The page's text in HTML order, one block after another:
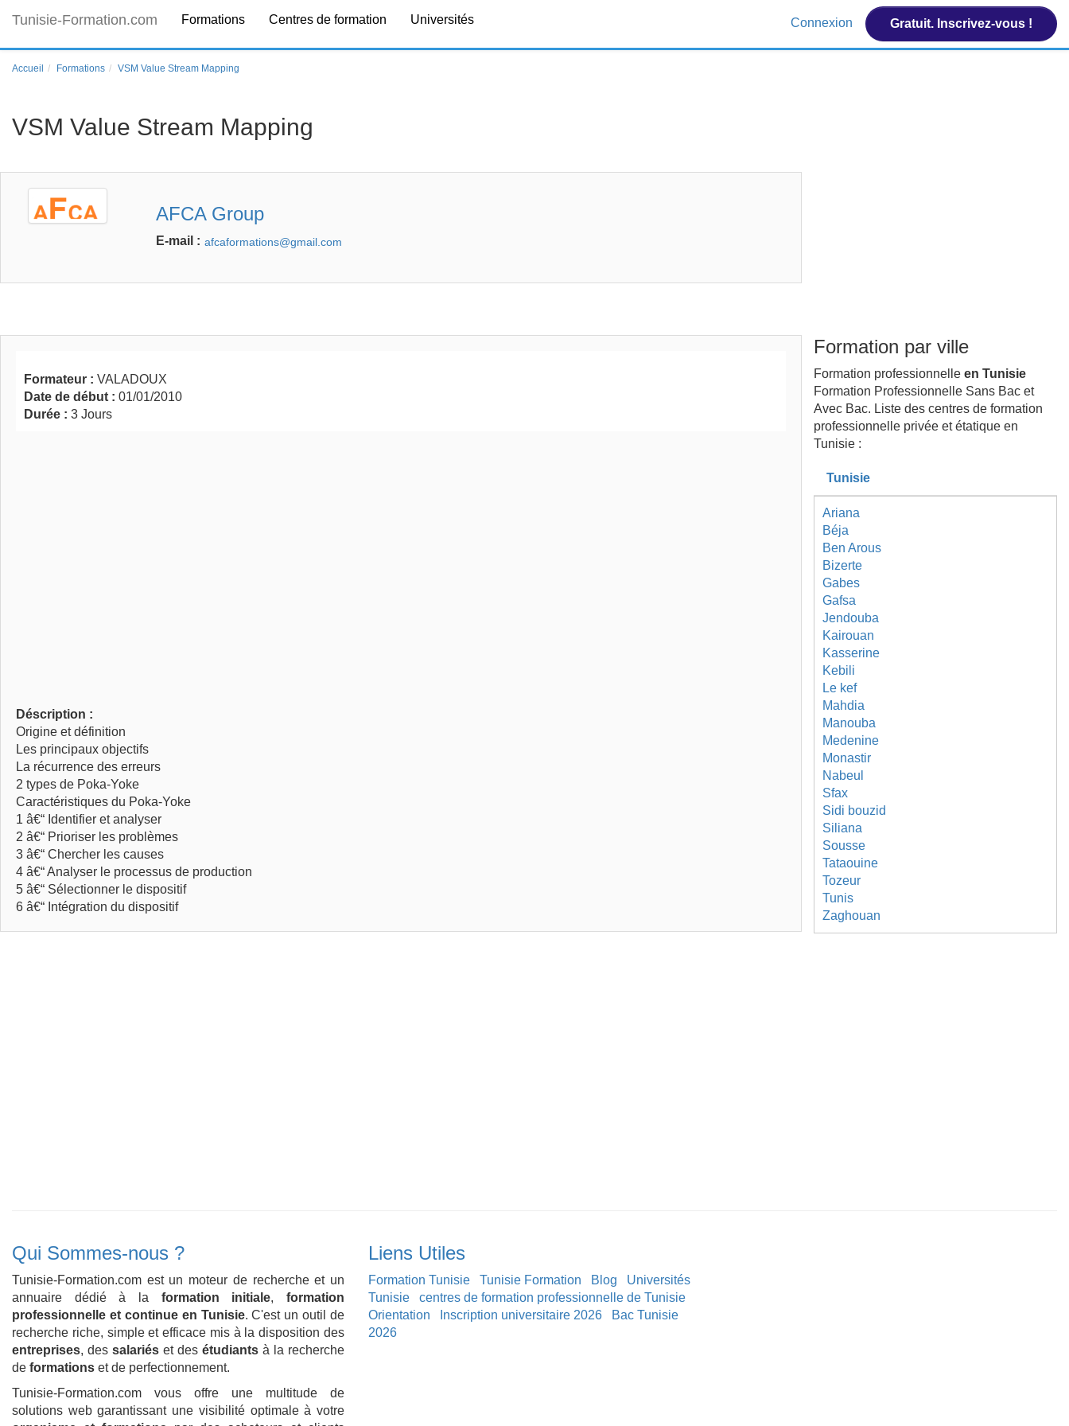
Tunisie-Formation.com Formations Centres de formation Universités Connexion Gratuit. Inscrivez-vous !
Accueil Formations VSM Value Stream Mapping
VSM Value Stream Mapping
AFCA Group
E-mail :
Formateur : VALADOUX
Date de début : 01/01/2010
Durée : 3 Jours
Déscription :
Origine et définition
Les principaux objectifs
La récurrence des erreurs
2 types de Poka-Yoke
Caractéristiques du Poka-Yoke
1 â€“ Identifier et analyser
2 â€“ Prioriser les problèmes
3 â€“ Chercher les causes
4 â€“ Analyser le processus de production
5 â€“ Sélectionner le dispositif
6 â€“ Intégration du dispositif
Formation par ville
Formation professionnelle en Tunisie
Formation Professionnelle Sans Bac et
Avec Bac. Liste des centres de formation
professionnelle privée et étatique en
Tunisie :
Tunisie
Ariana
Béja
Ben Arous
Bizerte
Gabes
Gafsa
Jendouba
Kairouan
Kasserine
Kebili
Le kef
Mahdia
Manouba
Medenine
Monastir
Nabeul
Sfax
Sidi bouzid
Siliana
Sousse
Tataouine
Tozeur
Tunis
Zaghouan
Qui Sommes-nous ?
Tunisie-Formation.com est un moteur de recherche et un
annuaire dédié à la formation initiale,formation
professionnelle et continue en Tunisie. C'est un outil de
recherche riche, simple et efficace mis à la disposition des
entreprises, des salariés et des étudiants à la recherche
de formations et de perfectionnement.
Tunisie-Formation.com vous offre une multitude de
solutions web garantissant une visibilité optimale à votre
Liens Utiles
Formation Tunisie Tunisie Formation Blog
Universités
Tunisie
centres de formation professionnelle de Tunisie
Orientation
Inscription universitaire 2026
Bac Tunisie
2026